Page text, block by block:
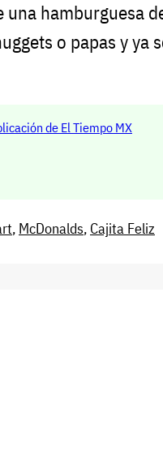
una hamburguesa
o papas y ya
de El Tiempo MX
, McDonalds, Cajita Feliz